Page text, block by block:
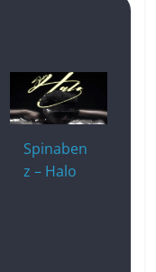
Spinaben
z – Halo